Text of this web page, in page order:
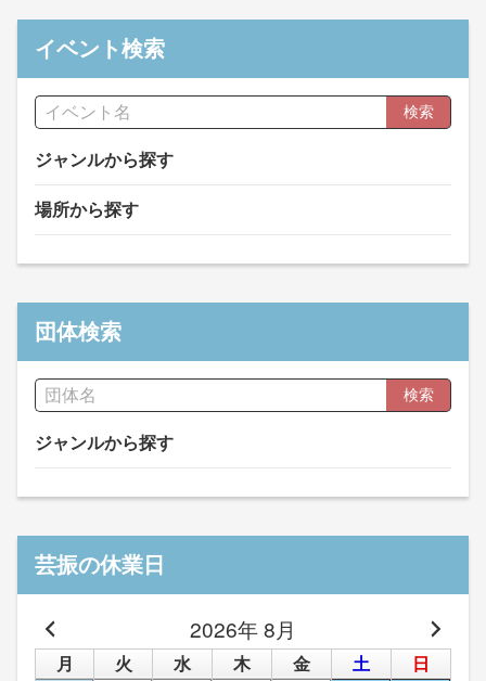
イベント検索
検索
ジャンルから探す
場所から探す
団体検索
検索
ジャンルから探す
芸振の休業日
2026年 8月
月 火 水 木 金 土
日